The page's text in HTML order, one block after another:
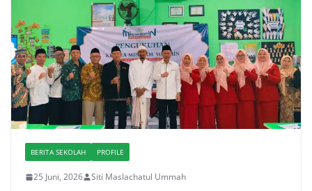
BERITA SEKOLAH PROFILE
25 Juni, 2026 Siti Maslachatul Ummah